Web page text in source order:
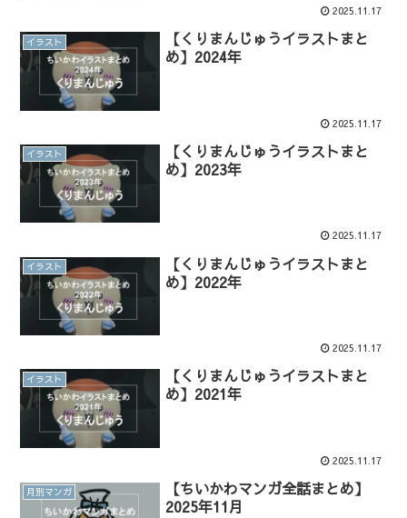
2025.11.17
イラスト
【くりまんじゅうイラストまと
め】2024年
2025.11.17
イラスト
【くりまんじゅうイラストまと
め】2023年
2025.11.17
イラスト
【くりまんじゅうイラストまと
め】2022年
2025.11.17
イラスト
【くりまんじゅうイラストまと
め】2021年
2025.11.17
月別マンガ
【ちいかわマンガ全話まとめ】
2025年11月